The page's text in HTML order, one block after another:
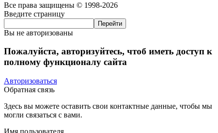
Все права защищены © 1998-2026
Введите страницу
Вы не авторизованы
Пожалуйста, авторизуйтесь, чтоб иметь доступ к
полному функционалу сайта
Авторизоваться
Обратная связь
Здесь вы можете оставить свои контактные данные, чтобы мы
могли связаться с вами.
Имя пользователя